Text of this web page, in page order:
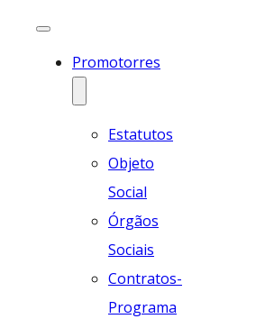
Promotorres
Estatutos
Objeto
Social
Órgãos
Sociais
Contratos-
Programa